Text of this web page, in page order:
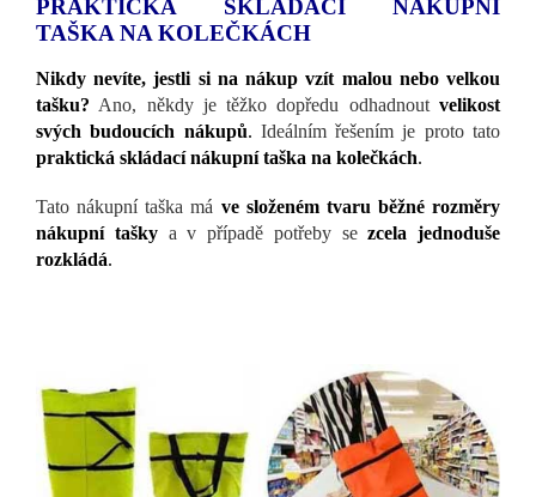
PRAKTICKÁ SKLÁDACÍ NÁKUPNÍ
TAŠKA NA KOLEČKÁCH
Nikdy nevíte, jestli si na nákup vzít malou nebo velkou
tašku? Ano, někdy je těžko dopředu odhadnout velikost
svých budoucích nákupů. Ideálním řešením je proto tato
praktická skládací nákupní taška na kolečkách.
Tato nákupní taška má ve složeném tvaru běžné rozměry
nákupní tašky a v případě potřeby sezcela jednoduše
rozkládá.